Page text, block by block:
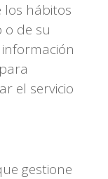
hábitos
o de su
el servicio
gestione